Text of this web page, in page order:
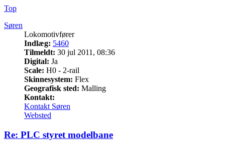
Top
Søren
Lokomotivfører
Indlæg: 5460
Tilmeldt: 30 jul 2011, 08:36
Digital: Ja
Scale: H0 - 2-rail
Skinnesystem: Flex
Geografisk sted: Malling
Kontakt:
Kontakt Søren
Websted
Re: PLC styret modelbane